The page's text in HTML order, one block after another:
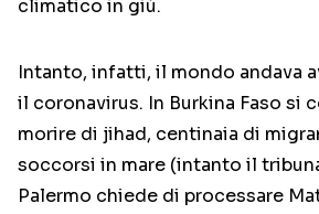
climatico in giù.
Intanto, infatti, il mondo andava
il coronavirus. In Burkina Faso si
morire di jihad, centinaia di
soccorsi in mare (intanto il
Palermo chiede di processare